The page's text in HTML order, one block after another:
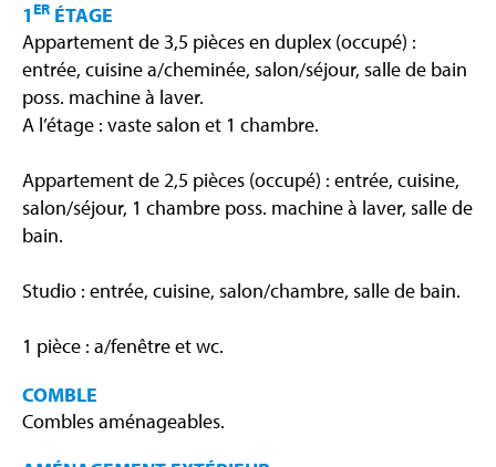
1 ER ÉTAGE
Appartement de 3,5 pièces en duplex (occupé) :
entrée, cuisine a/cheminée, salon/séjour, salle de bain
poss. machine à laver.
A l’étage : vaste salon et 1 chambre.
Appartement de 2,5 pièces (occupé) : entrée, cuisine,
salon/séjour, 1 chambre poss. machine à laver, salle de
bain.
Studio : entrée, cuisine, salon/chambre, salle de bain.
1 pièce : a/fenêtre et wc.
COMBLE
Combles aménageables.